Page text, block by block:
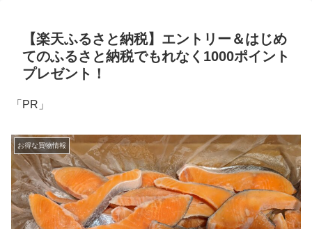
【楽天ふるさと納税】エントリー＆はじめ
てのふるさと納税でもれなく1000ポイント
プレゼント！
「PR」
お得な買物情報